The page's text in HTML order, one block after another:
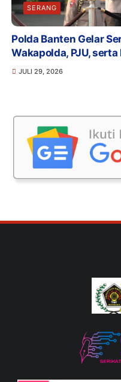
SERANG
Polda Banten Gelar
Wakapolda, PJU,
JULI 29, 2026